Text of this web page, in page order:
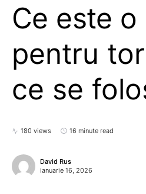
Ce este o
pentru
ce se
180 views 16 minute read
David Rus
ianuarie 16, 2026